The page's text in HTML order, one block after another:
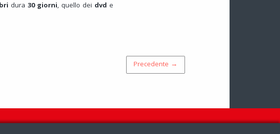
dura30 giorni, quello dei dvd e
Precedente →